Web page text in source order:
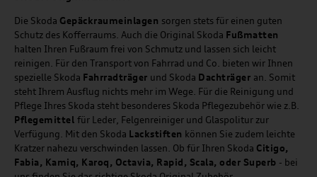
Die Skoda Gepäckraumeinlagen sorgen stets für einen guten
Schutz des Kofferraums. Auch die Original Skoda Fußmatten
halten Ihren Fußraum frei von Schmutz und lassen sich leicht
reinigen. Für den Transport von Fahrrad und Co. bieten wir Ihnen
spezielle Skoda Fahrradträger und Skoda Dachträger an. Somit
steht Ihrem Ausflug nichts mehr im Wege. Für die Reinigung und
Pflege Ihres Skoda steht besonderes Skoda Pflegezubehör wie z.B.
Pflegemittel für Leder, Felgenreiniger und Glaspolitur zur
Verfügung. Mit den Skoda Lackstiften können Sie zudem leichte
Kratzer nahezu verschwinden lassen. Ob für Ihren Skoda Citigo,
Fabia, Kamiq, Karoq, Octavia, Rapid, Scala, oder Superb - bei